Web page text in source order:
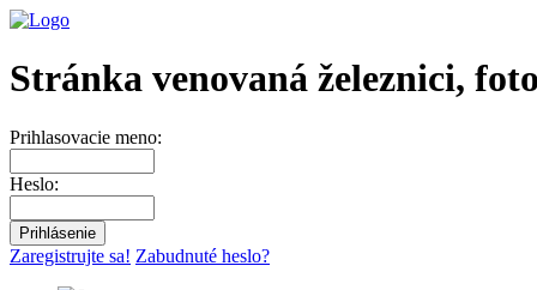
Stránka venovaná železnici,
Prihlasovacie meno:
Heslo:
Zaregistrujte sa! Zabudnuté heslo?